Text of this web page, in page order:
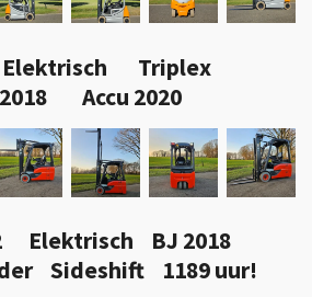
Elektrisch Triplex
Accu 2020
Elektrisch BJ 2018
Sideshift 1189 uur!